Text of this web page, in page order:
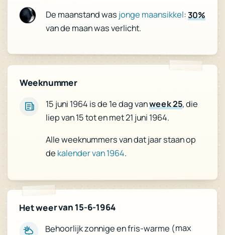
De maanstand was jonge maansikkel:30%
van de maan was verlicht.
Weeknummer
15 juni 1964 is de 1e dag vanweek 25, die
liep van 15 tot en met 21 juni 1964.
Alle weeknummers van dat jaar staan op
de kalender van 1964.
Het weer van 15-6-1964
Behoorlijk zonnige en fris-warme (max